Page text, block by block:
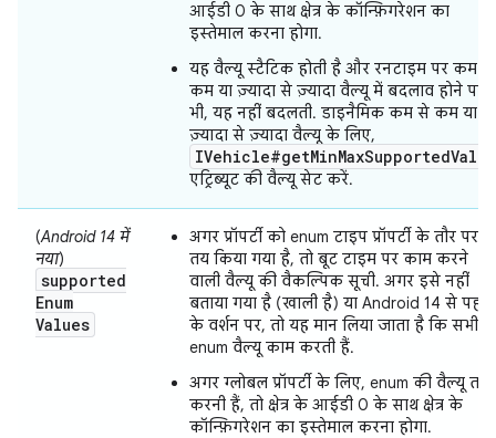
आईडी 0 के साथ क्षेत्र के कॉन्फ़िगरेशन का
इस्तेमाल करना होगा.
यह वैल्यू स्टैटिक होती है और रनटाइम पर कम से
कम या ज़्यादा से ज़्यादा वैल्यू में बदलाव होने पर
भी, यह नहीं बदलती. डाइनैमिक कम से कम या
ज़्यादा से ज़्यादा वैल्यू के लिए,
IVehicle#getMinMaxSupportedValue
एट्रिब्यूट की वैल्यू सेट करें.
(Android 14 में
नया)
supported
Enum
Values
अगर प्रॉपर्टी को enum टाइप प्रॉपर्टी के तौर पर
तय किया गया है, तो बूट टाइम पर काम करने
वाली वैल्यू की वैकल्पिक सूची. अगर इसे नहीं
बताया गया है (खाली है) या Android 14 से पहले
के वर्शन पर, तो यह मान लिया जाता है कि सभी
enum वैल्यू काम करती हैं.
अगर ग्लोबल प्रॉपर्टी के लिए, enum की वैल्यू तय
करनी हैं, तो क्षेत्र के आईडी 0 के साथ क्षेत्र के
कॉन्फ़िगरेशन का इस्तेमाल करना होगा.